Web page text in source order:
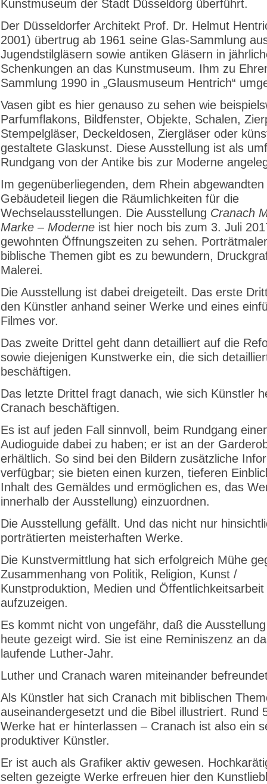
Kunstmuseum der Stadt Düsseldorg überführt.
Der Düsseldorfer Architekt Prof. Dr. Helmut
2001) übertrug ab 1961 seine Glas-Sammlung
Jugendstilgläsern sowie antiken Gläsern in
Schenkungen an das Kunstmuseum. Ihm zu
Sammlung 1990 in „Glausmuseum Hentrich“
Vasen gibt es hier genauso zu sehen wie
Parfumflakons, Bildfenster, Objekte, Schalen,
Stempelgläser, Deckeldosen, Ziergläser oder
gestaltete Glaskunst. Diese Ausstellung ist als
Rundgang von der Antike bis zur Moderne
Im gegenüberliegenden, dem Rhein abgewandten
Gebäudeteil liegen die Räumlichkeiten für die
Wechselausstellungen. Die Ausstellung Cranach
Marke – Moderne ist hier noch bis zum 3. Juli
gewohnten Öffnungszeiten zu sehen.
biblische Themen gibt es zu bewundern,
Malerei.
Die Ausstellung ist dabei dreigeteilt. Das erste
den Künstler anhand seiner Werke und eines
Filmes vor.
Das zweite Drittel geht dann detailliert auf die
sowie diejenigen Kunstwerke ein, die sich
beschäftigen.
Das letzte Drittel fragt danach, wie sich Künstler
Cranach beschäftigen.
Es ist auf jeden Fall sinnvoll, beim Rundgang
Audioguide dabei zu haben; er ist an der
erhältlich. So sind bei den Bildern zusätzliche
verfügbar; sie bieten einen kurzen, tieferen
Inhalt des Gemäldes und ermöglichen es, das
innerhalb der Ausstellung) einzuordnen.
Die Ausstellung gefällt. Und das nicht nur
porträtierten meisterhaften Werke.
Die Kunstvermittlung hat sich erfolgreich Mühe
Zusammenhang von Politik, Religion, Kunst /
Kunstproduktion, Medien und Öffentlichkeitsarbeit
aufzuzeigen.
Es kommt nicht von ungefähr, daß die
heute gezeigt wird. Sie ist eine Reminiszenz an
laufende Luther-Jahr.
Luther und Cranach waren miteinander
Als Künstler hat sich Cranach mit biblischen
auseinandergesetzt und die Bibel illustriert. Rund
Werke hat er hinterlassen – Cranach ist also ein
produktiver Künstler.
Er ist auch als Grafiker aktiv gewesen.
selten gezeigte Werke erfreuen hier den